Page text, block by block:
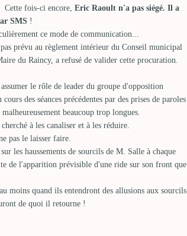
Cette fois-ci encore, Eric Raoult n'a pas siégé. Il a
SMS !
ce mode de communication...
prévu au règlement intérieur du Conseil municipal
du Raincy, a refusé de valider cette procuration.
le rôle de leader du groupe d'opposition
des séances précédentes par des prises de paroles
beaucoup trop longues.
à les canaliser et à les réduire.
pas le laisser faire.
les haussements de sourcils de M. Salle à chaque
de l'apparition prévisible d'une ride sur son front que
moins quand ils entendront des allusions aux sourcils
de quoi il retourne !